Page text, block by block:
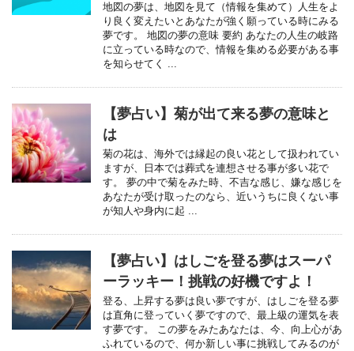
地図の夢は、地図を見て（情報を集めて）人生をよ
り良く変えたいとあなたが強く願っている時にみる
夢です。 地図の夢の意味 要約 あなたの人生の岐路
に立っている時なので、情報を集める必要がある事
を知らせてく ...
【夢占い】菊が出て来る夢の意味と
は
菊の花は、海外では縁起の良い花として扱われてい
ますが、日本では葬式を連想させる事が多い花で
す。 夢の中で菊をみた時、不吉な感じ、嫌な感じを
あなたが受け取ったのなら、近いうちに良くない事
が知人や身内に起 ...
【夢占い】はしごを登る夢はスーパ
ーラッキー！挑戦の好機ですよ！
登る、上昇する夢は良い夢ですが、はしごを登る夢
は直角に登っていく夢ですので、最上級の運気を表
す夢です。 この夢をみたあなたは、今、向上心があ
ふれているので、何か新しい事に挑戦してみるのが